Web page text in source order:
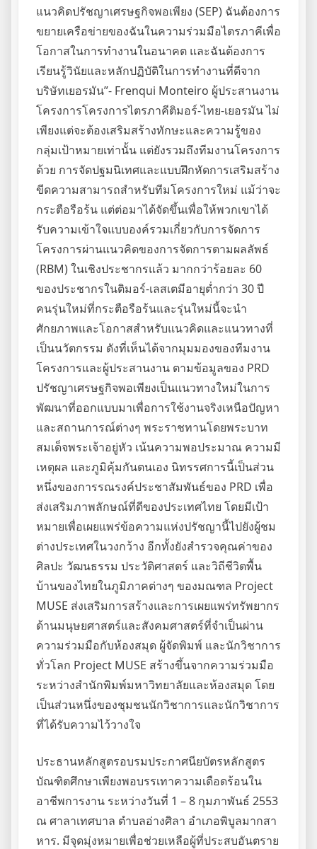
แนวคิดปรัชญาเศรษฐกิจพอเพียง (SEP) ฉันต้องการ
ขยายเครือข่ายของฉันในความร่วมมือไตรภาคีเพื่อ
โอกาสในการทำงานในอนาคต และฉันต้องการ
เรียนรู้วินัยและหลักปฏิบัติในการทำงานที่ดีจาก
บริษัทเยอรมัน”- Frenqui Monteiro ผู้ประสานงาน
โครงการโครงการไตรภาคีติมอร์-ไทย-เยอรมัน ไม่
เพียงแต่จะต้องเสริมสร้างทักษะและความรู้ของ
กลุ่มเป้าหมายเท่านั้น แต่ยังรวมถึงทีมงานโครงการ
ด้วย การจัดปฐมนิเทศและแบบฝึกหัดการเสริมสร้าง
ขีดความสามารถสำหรับทีมโครงการใหม่ แม้ว่าจะ
กระตือรือร้น แต่ต่อมาได้จัดขึ้นเพื่อให้พวกเขาได้
รับความเข้าใจแบบองค์รวมเกี่ยวกับการจัดการ
โครงการผ่านแนวคิดของการจัดการตามผลลัพธ์
(RBM) ในเชิงประชากรแล้ว มากกว่าร้อยละ 60
ของประชากรในติมอร์-เลสเตมีอายุต่ำกว่า 30 ปี
คนรุ่นใหม่ที่กระตือรือร้นและรุ่นใหม่นี้จะนำ
ศักยภาพและโอกาสสำหรับแนวคิดและแนวทางที่
เป็นนวัตกรรม ดังที่เห็นได้จากมุมมองของทีมงาน
โครงการและผู้ประสานงาน ตามข้อมูลของ PRD
ปรัชญาเศรษฐกิจพอเพียงเป็นแนวทางใหม่ในการ
พัฒนาที่ออกแบบมาเพื่อการใช้งานจริงเหนือปัญหา
และสถานการณ์ต่างๆ พระราชทานโดยพระบาท
สมเด็จพระเจ้าอยู่หัว เน้นความพอประมาณ ความมี
เหตุผล และภูมิคุ้มกันตนเอง นิทรรศการนี้เป็นส่วน
หนึ่งของการรณรงค์ประชาสัมพันธ์ของ PRD เพื่อ
ส่งเสริมภาพลักษณ์ที่ดีของประเทศไทย โดยมีเป้า
หมายเพื่อเผยแพร่ข้อความแห่งปรัชญานี้ไปยังผู้ชม
ต่างประเทศในวงกว้าง อีกทั้งยังสำรวจคุณค่าของ
ศิลปะ วัฒนธรรม ประวัติศาสตร์ และวิถีชีวิตพื้น
บ้านของไทยในภูมิภาคต่างๆ ของมณฑล Project
MUSE ส่งเสริมการสร้างและการเผยแพร่ทรัพยากร
ด้านมนุษยศาสตร์และสังคมศาสตร์ที่จำเป็นผ่าน
ความร่วมมือกับห้องสมุด ผู้จัดพิมพ์ และนักวิชาการ
ทั่วโลก Project MUSE สร้างขึ้นจากความร่วมมือ
ระหว่างสำนักพิมพ์มหาวิทยาลัยและห้องสมุด โดย
เป็นส่วนหนึ่งของชุมชนนักวิชาการและนักวิชาการ
ที่ได้รับความไว้วางใจ
ประธานหลักสูตรอบรมประกาศนียบัตรหลักสูตร
บัณฑิตศึกษาเพียงพอบรรเทาความเดือดร้อนใน
อาชีพการงาน ระหว่างวันที่ 1 – 8 กุมภาพันธ์ 2553
ณ ศาลาเทศบาล ตำบลอ่างศิลา อำเภอพิบูลมากสา
หาร. มีจุดมุ่งหมายเพื่อช่วยเหลือผู้ที่ประสบอันตราย